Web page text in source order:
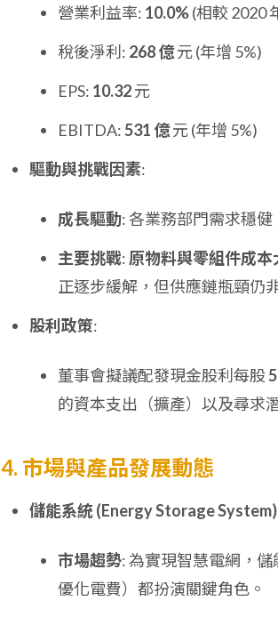
營業利益率: 10.0%(相較 2020
稅後淨利: 268 億元 (年增 5%)
EPS: 10.32元
EBITDA:531 億元 (年增 5%)
驅動與挑戰因素:
成長驅動: 各業務部門需求穩
主要挑戰: 原物料與零組件成本
正逐步緩解，但供應鏈瓶頸仍
股利政策:
董事會擬議配發現金股利每股
的資本支出（擴產）以及尋求
4. 市場與產品發展動態
儲能系統 (Energy Storage System)
市場趨勢: 為實現智慧電網，
優化電費）都扮演關鍵角色。